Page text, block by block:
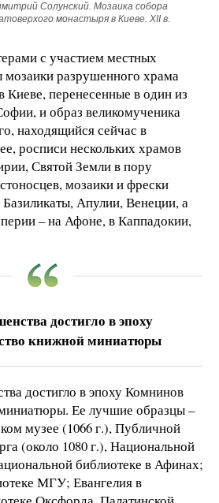
Солунский. Мозаика собора
монастыря в Киеве. XII в.
с участием местных
мозаики разрушенного храма
Киеве, перенесенные в один из
и образ великомученика
находящийся сейчас в
росписи нескольких храмов
Святой Земли в пору
мозаики и фрески
Апулии, Венеции, а
– на Афоне, в Каппадокии,
достигло в эпоху
книжной миниатюры
достигло в эпоху Комнинов
Ее лучшие образцы –
музее (1066 г.), Публичной
(около 1080 г.), Национальной
библиотеке в Афинах;
МГУ; Евангелия в